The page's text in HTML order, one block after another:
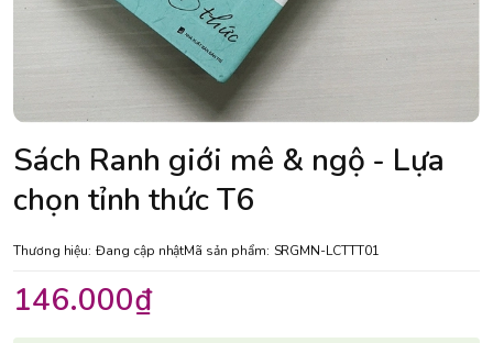
Sách Ranh giới mê & ngộ - Lựa
chọn tỉnh thức T6
Thương hiệu: Đang cập nhậtMã sản phẩm: SRGMN-LCTTT01
146.000₫